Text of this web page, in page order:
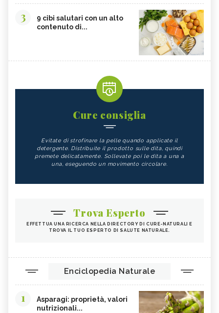
3
9 cibi salutari con un alto
contenuto di...
Cure consiglia
Evitate di strofinare la pelle quando applicate il
detergente. Distribuite il prodotto sulle dita, quindi
premete delicatamente. Sollevate poi le dita a una a
una, eseguendo un movimento circolare.
Trova Esperto
EFFETTUA UNA RICERCA NELLA DIRECTORY DI CURE-NATURALI E
TROVA IL TUO ESPERTO DI SALUTE NATURALE.
Enciclopedia Naturale
1
Asparagi: proprietà, valori
nutrizionali...